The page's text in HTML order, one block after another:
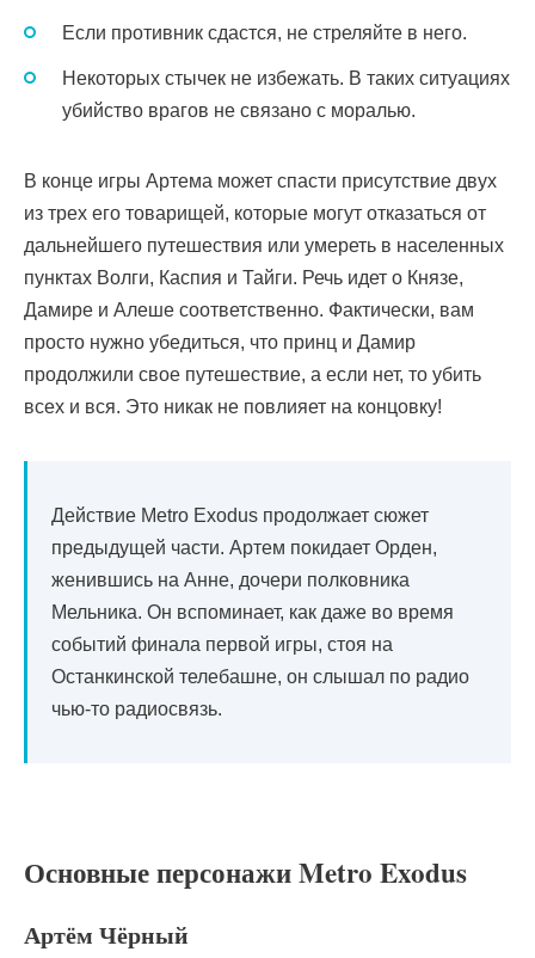
Если противник сдастся, не стреляйте в него.
Некоторых стычек не избежать. В таких ситуациях
убийство врагов не связано с моралью.
В конце игры Артема может спасти присутствие двух
из трех его товарищей, которые могут отказаться от
дальнейшего путешествия или умереть в населенных
пунктах Волги, Каспия и Тайги. Речь идет о Князе,
Дамире и Алеше соответственно. Фактически, вам
просто нужно убедиться, что принц и Дамир
продолжили свое путешествие, а если нет, то убить
всех и вся. Это никак не повлияет на концовку!
Действие Metro Exodus продолжает сюжет
предыдущей части. Артем покидает Орден,
женившись на Анне, дочери полковника
Мельника. Он вспоминает, как даже во время
событий финала первой игры, стоя на
Останкинской телебашне, он слышал по радио
чью-то радиосвязь.
Основные персонажи Metro Exodus
Артём Чёрный